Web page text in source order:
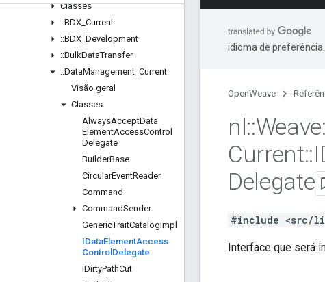
Classes
::BDX Current
::BDX Development
::BulkDataTransfer
::DataManagement Current
Visão geral
Classes
AlwaysAcceptData
ElementAccessControl
Delegate
BuilderBase
CircularEventReader
Command
CommandSender
GenericTraitCatalogImpl
IDataElementAccess
Control Delegate
IDirtyPathCut
idioma de
OpenWeave
nl::Weave
Current::
Delegate
#include <src/
Interface que será